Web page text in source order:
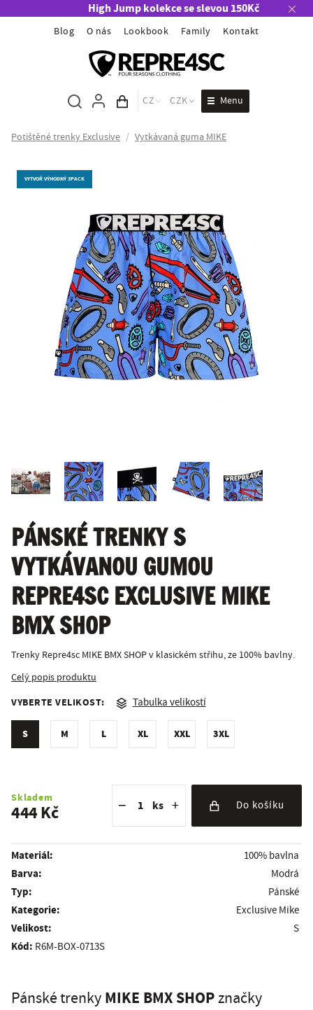
High Jump kolekce se slevou 150Kč
Blog O nás Lookbook Family Kontakt
Obsah košíku
CZ CZK Menu
Potištěné trenky Exclusive / Vytkávaná guma MIKE
VYTVOŘ VÝHODNÝ 3PACK
PÁNSKÉ TRENKY S
VYTKÁVANOU GUMOU
REPRE4SC EXCLUSIVE MIKE
BMX SHOP
Trenky Repre4sc MIKE BMX SHOP v klasickém střihu, ze 100% bavlny.
Celý popis produktu
VYBERTE VELIKOST: Tabulka velikostí
S M L XL XXL 3XL
Skladem
444 Kč − ks + Do košíku
Materiál: 100% bavlna
Barva: Modrá
Typ: Pánské
Kategorie: Exclusive Mike
Velikost: S
Kód: R6M-BOX-0713S
Pánské trenky MIKE BMX SHOPznačky